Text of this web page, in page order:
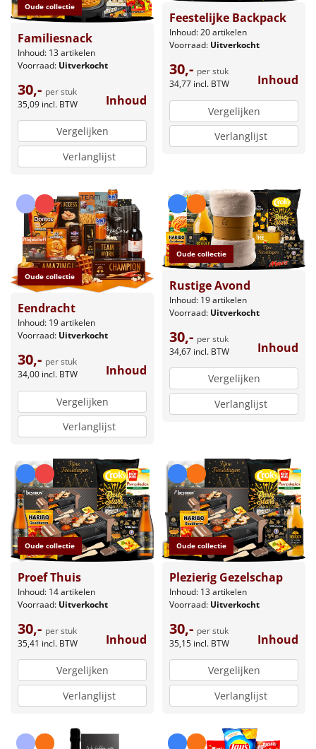
Oude collectie
Familiesnack
Inhoud: 13 artikelen
Voorraad: Uitverkocht
30,- per stuk
35,09 incl. BTW Inhoud
Vergelijken
Verlanglijst
Feestelijke Backpack
Inhoud: 20 artikelen
Voorraad: Uitverkocht
30,- per stuk
34,77 incl. BTW Inhoud
Vergelijken
Verlanglijst
Oude collectie
Eendracht
Inhoud: 19 artikelen
Voorraad: Uitverkocht
30,- per stuk
34,00 incl. BTW Inhoud
Vergelijken
Verlanglijst
Oude collectie
Rustige Avond
Inhoud: 19 artikelen
Voorraad: Uitverkocht
30,- per stuk
34,67 incl. BTW Inhoud
Vergelijken
Verlanglijst
Oude collectie
Proef Thuis
Inhoud: 14 artikelen
Voorraad: Uitverkocht
30,- per stuk
35,41 incl. BTW Inhoud
Vergelijken
Verlanglijst
Oude collectie
Plezierig Gezelschap
Inhoud: 13 artikelen
Voorraad: Uitverkocht
30,- per stuk
35,15 incl. BTW Inhoud
Vergelijken
Verlanglijst